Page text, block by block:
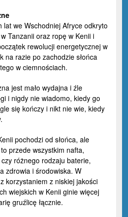
lat we Wschodniej Afryce odkryto
Tanzanii oraz ropę w Kenii i
rewolucji energetycznej w
na razie po zachodzie słońca
w ciemnościach.
jest mało wydajna i źle
i nigdy nie wiadomo, kiedy go
się kończy i nikt nie wie, kiedy
pochodzi od słońca, ale
przede wszystkim nafta,
różnego rodzaju baterie,
zdrowia i środowiska. W
korzystaniem z niskiej jakości
wiejskich w Kenii ginie więcej
gruźlicę łącznie.